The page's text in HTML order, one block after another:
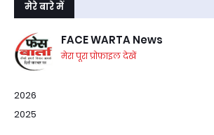
मेरे बारे में
FACE WARTA News
मेरा पूरा प्रोफ़ाइल देखें
2026
2025